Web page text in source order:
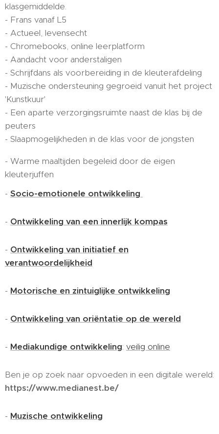
klasgemiddelde.
- Frans vanaf L5
- Actueel, levensecht
- Chromebooks, online leerplatform
- Aandacht voor anderstaligen
- Schrijfdans als voorbereiding in de kleuterafdeling
- Muzische ondersteuning gegroeid vanuit het project
'Kunstkuur'
- Een aparte verzorgingsruimte naast de klas bij de
peuters
- Slaapmogelijkheden in de klas voor de jongsten
- Warme maaltijden begeleid door de eigen
kleuterjuffen
- Socio-emotionele ontwikkeling
- Ontwikkeling van een innerlijk kompas
- Ontwikkeling van initiatief en
verantwoordelijkheid
- Motorische en zintuiglijke ontwikkeling
- Ontwikkeling van oriëntatie op de wereld
- Mediakundige ontwikkeling: veilig online
Ben je op zoek naar opvoeden in een digitale wereld:
https://www.medianest.be/
- Muzische ontwikkeling